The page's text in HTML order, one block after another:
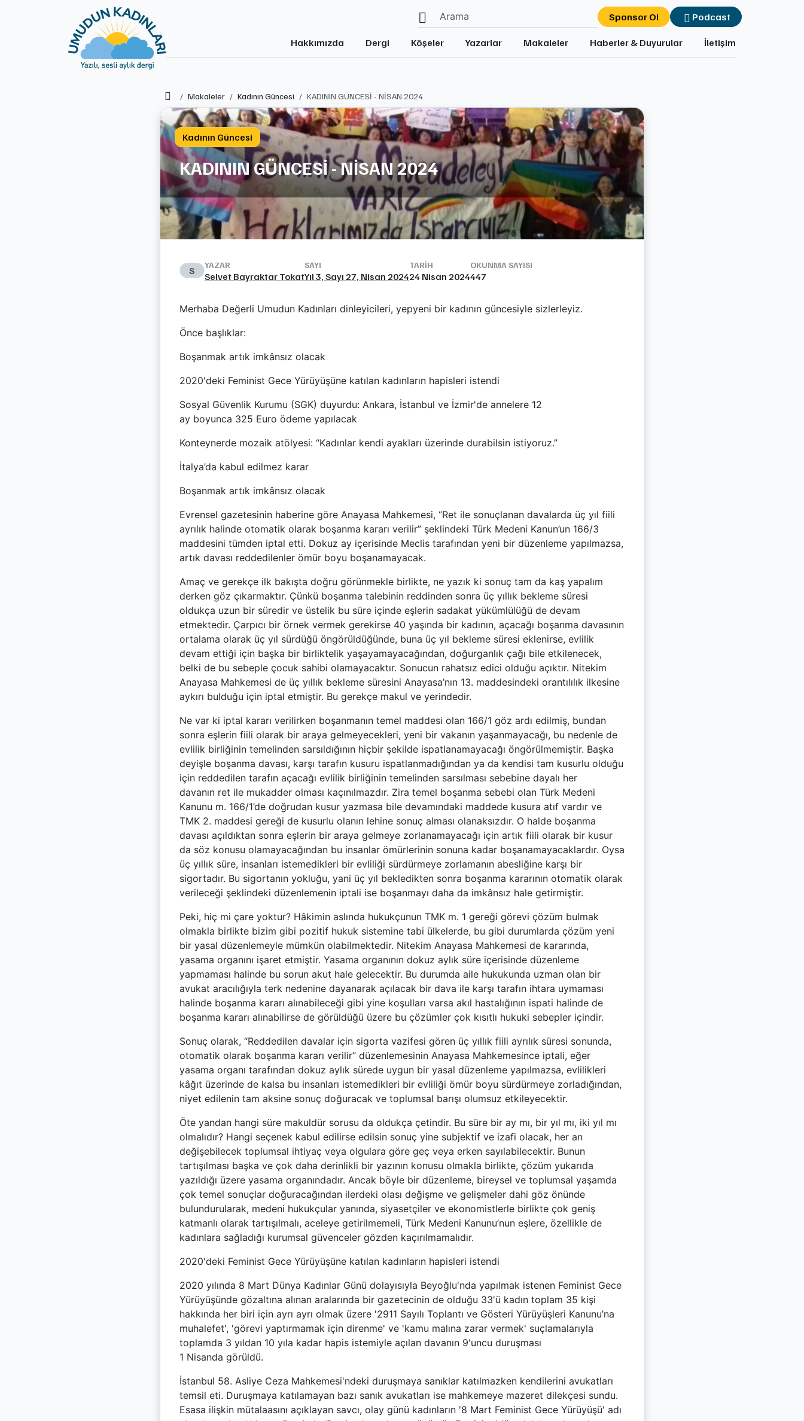
Sponsor Ol Podcast
Hakkımızda Dergi Köşeler Yazarlar Makaleler Haberler & Duyurular İletişim
Ana SayfaMakaleler Kadının Güncesi KADININ GÜNCESİ - NİSAN 2024
Kadının Güncesi
KADININ GÜNCESİ - NİSAN 2024
S YAZAR
Selvet Bayraktar Tokat
SAYI
Yıl 3, Sayı 27, Nisan 2024
TARIH
24 Nisan 2024
OKUNMA SAYISI
447
Merhaba Değerli Umudun Kadınları dinleyicileri, yepyeni bir kadının güncesiyle sizlerleyiz.
Önce başlıklar:
Boşanmak artık imkânsız olacak
2020'deki Feminist Gece Yürüyüşüne katılan kadınların hapisleri istendi
Sosyal Güvenlik Kurumu (SGK) duyurdu: Ankara, İstanbul ve İzmir'de annelere 12
ay boyunca 325 Euro ödeme yapılacak
Konteynerde mozaik atölyesi: “Kadınlar kendi ayakları üzerinde durabilsin istiyoruz.”
İtalya’da kabul edilmez karar
Boşanmak artık imkânsız olacak
Evrensel gazetesinin haberine göre Anayasa Mahkemesi, “Ret ile sonuçlanan davalarda üç yıl fiili
ayrılık halinde otomatik olarak boşanma kararı verilir” şeklindeki Türk Medeni Kanun’un 166/3
maddesini tümden iptal etti. Dokuz ay içerisinde Meclis tarafından yeni bir düzenleme yapılmazsa,
artık davası reddedilenler ömür boyu boşanamayacak.
Amaç ve gerekçe ilk bakışta doğru görünmekle birlikte, ne yazık ki sonuç tam da kaş yapalım
derken göz çıkarmaktır. Çünkü boşanma talebinin reddinden sonra üç yıllık bekleme süresi
oldukça uzun bir süredir ve üstelik bu süre içinde eşlerin sadakat yükümlülüğü de devam
etmektedir. Çarpıcı bir örnek vermek gerekirse 40 yaşında bir kadının, açacağı boşanma davasının
ortalama olarak üç yıl sürdüğü öngörüldüğünde, buna üç yıl bekleme süresi eklenirse, evlilik
devam ettiği için başka bir birliktelik yaşayamayacağından, doğurganlık çağı bile etkilenecek,
belki de bu sebeple çocuk sahibi olamayacaktır. Sonucun rahatsız edici olduğu açıktır. Nitekim
Anayasa Mahkemesi de üç yıllık bekleme süresini Anayasa’nın 13. maddesindeki orantılılık ilkesine
aykırı bulduğu için iptal etmiştir. Bu gerekçe makul ve yerindedir.
Ne var ki iptal kararı verilirken boşanmanın temel maddesi olan 166/1 göz ardı edilmiş, bundan
sonra eşlerin fiili olarak bir araya gelmeyecekleri, yeni bir vakanın yaşanmayacağı, bu nedenle de
evlilik birliğinin temelinden sarsıldığının hiçbir şekilde ispatlanamayacağı öngörülmemiştir. Başka
deyişle boşanma davası, karşı tarafın kusuru ispatlanmadığından ya da kendisi tam kusurlu olduğu
için reddedilen tarafın açacağı evlilik birliğinin temelinden sarsılması sebebine dayalı her
davanın ret ile mukadder olması kaçınılmazdır. Zira temel boşanma sebebi olan Türk Medeni
Kanunu m. 166/1’de doğrudan kusur yazmasa bile devamındaki maddede kusura atıf vardır ve
TMK 2. maddesi gereği de kusurlu olanın lehine sonuç alması olanaksızdır. O halde boşanma
davası açıldıktan sonra eşlerin bir araya gelmeye zorlanamayacağı için artık fiili olarak bir kusur
da söz konusu olamayacağından bu insanlar ömürlerinin sonuna kadar boşanamayacaklardır. Oysa
üç yıllık süre, insanları istemedikleri bir evliliği sürdürmeye zorlamanın abesliğine karşı bir
sigortadır. Bu sigortanın yokluğu, yani üç yıl bekledikten sonra boşanma kararının otomatik olarak
verileceği şeklindeki düzenlemenin iptali ise boşanmayı daha da imkânsız hale getirmiştir.
Peki, hiç mi çare yoktur? Hâkimin aslında hukukçunun TMK m. 1 gereği görevi çözüm bulmak
olmakla birlikte bizim gibi pozitif hukuk sistemine tabi ülkelerde, bu gibi durumlarda çözüm yeni
bir yasal düzenlemeyle mümkün olabilmektedir. Nitekim Anayasa Mahkemesi de kararında,
yasama organını işaret etmiştir. Yasama organının dokuz aylık süre içerisinde düzenleme
yapmaması halinde bu sorun akut hale gelecektir. Bu durumda aile hukukunda uzman olan bir
avukat aracılığıyla terk nedenine dayanarak açılacak bir dava ile karşı tarafın ihtara uymaması
halinde boşanma kararı alınabileceği gibi yine koşulları varsa akıl hastalığının ispati halinde de
boşanma kararı alınabilirse de görüldüğü üzere bu çözümler çok kısıtlı hukuki sebepler içindir.
Sonuç olarak, “Reddedilen davalar için sigorta vazifesi gören üç yıllık fiili ayrılık süresi sonunda,
otomatik olarak boşanma kararı verilir” düzenlemesinin Anayasa Mahkemesince iptali, eğer
yasama organı tarafından dokuz aylık sürede uygun bir yasal düzenleme yapılmazsa, evlilikleri
kâğıt üzerinde de kalsa bu insanları istemedikleri bir evliliği ömür boyu sürdürmeye zorladığından,
niyet edilenin tam aksine sonuç doğuracak ve toplumsal barışı olumsuz etkileyecektir.
Öte yandan hangi süre makuldür sorusu da oldukça çetindir. Bu süre bir ay mı, bir yıl mı, iki yıl mı
olmalıdır? Hangi seçenek kabul edilirse edilsin sonuç yine subjektif ve izafi olacak, her an
değişebilecek toplumsal ihtiyaç veya olgulara göre geç veya erken sayılabilecektir. Bunun
tartışılması başka ve çok daha derinlikli bir yazının konusu olmakla birlikte, çözüm yukarıda
yazıldığı üzere yasama organındadır. Ancak böyle bir düzenleme, bireysel ve toplumsal yaşamda
çok temel sonuçlar doğuracağından ilerdeki olası değişme ve gelişmeler dahi göz önünde
bulundurularak, medeni hukukçular yanında, siyasetçiler ve ekonomistlerle birlikte çok geniş
katmanlı olarak tartışılmalı, aceleye getirilmemeli, Türk Medeni Kanunu’nun eşlere, özellikle de
kadınlara sağladığı kurumsal güvenceler gözden kaçırılmamalıdır.
2020'deki Feminist Gece Yürüyüşüne katılan kadınların hapisleri istendi
2020 yılında 8 Mart Dünya Kadınlar Günü dolayısıyla Beyoğlu'nda yapılmak istenen Feminist Gece
Yürüyüşünde gözaltına alınan aralarında bir gazetecinin de olduğu 33'ü kadın toplam 35 kişi
hakkında her biri için ayrı ayrı olmak üzere '2911 Sayılı Toplantı ve Gösteri Yürüyüşleri Kanunu’na
muhalefet', 'görevi yaptırmamak için direnme' ve 'kamu malına zarar vermek' suçlamalarıyla
toplamda 3 yıldan 10 yıla kadar hapis istemiyle açılan davanın 9'uncu duruşması
1 Nisanda görüldü.
İstanbul 58. Asliye Ceza Mahkemesi'ndeki duruşmaya sanıklar katılmazken kendilerini avukatları
temsil eti. Duruşmaya katılamayan bazı sanık avukatları ise mahkemeye mazeret dilekçesi sundu.
Esasa ilişkin mütalaasını açıklayan savcı, olay günü kadınların '8 Mart Feminist Gece Yürüyüşü' adı